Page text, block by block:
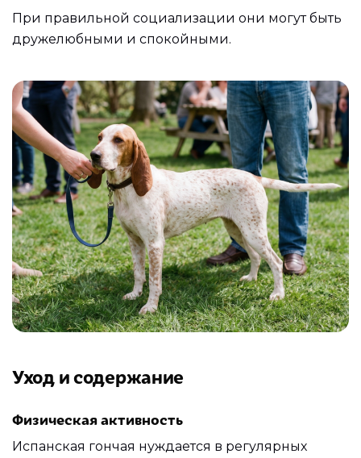
При правильной социализации они могут быть
дружелюбными и спокойными.
Уход и содержание
Физическая активность
Испанская гончая нуждается в регулярных